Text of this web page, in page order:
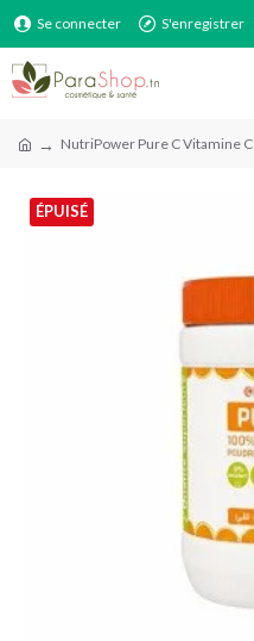
Se connecter S'enregistrer
NutriPower Pure C Vitamine
ÉPUISÉ